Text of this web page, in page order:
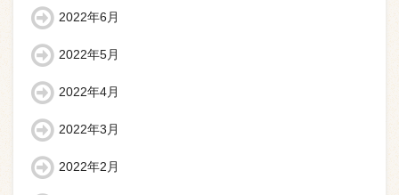
2022年6月
2022年5月
2022年4月
2022年3月
2022年2月